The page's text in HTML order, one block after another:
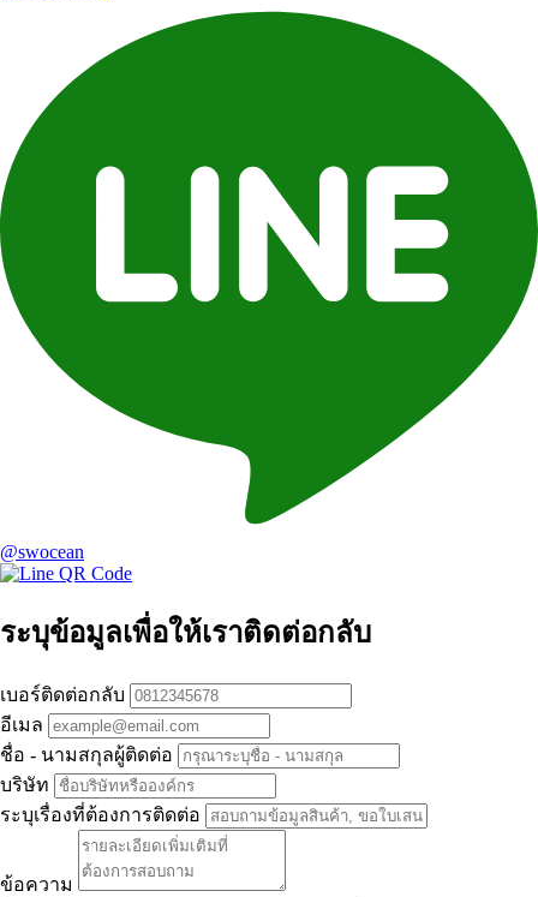
@swocean
ระบุข้อมูลเพื่อให้เราติดต่อกลับ
เบอร์ติดต่อกลับ
อีเมล
ชื่อ - นามสกุลผู้ติดต่อ
บริษัท
ระบุเรื่องที่ต้องการติดต่อ
ข้อความ